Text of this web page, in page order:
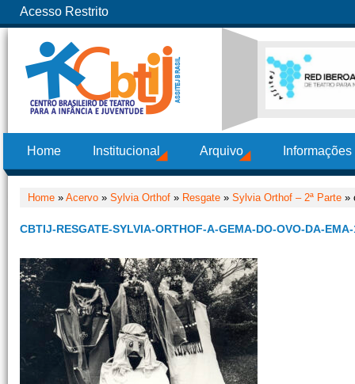
Acesso Restrito
Home Institucional Arquivo
Home » Acervo » Sylvia Orthof » Resgate » Sylvia Orthof – 2ª Parte »
CBTIJ-RESGATE-SYLVIA-ORTHOF-A-GEMA-DO-OVO-DA-